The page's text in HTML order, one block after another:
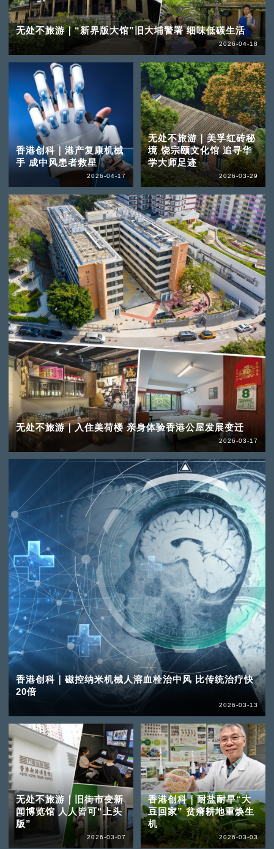
无处不旅游｜“新界版大馆”旧大埔警署 细味低碳生活
2026-04-18
香港创科｜港产复康机械
手 成中风患者救星
2026-04-17
无处不旅游｜美孚红砖秘
境 饶宗颐文化馆 追寻华
学大师足迹
2026-03-29
无处不旅游｜入住美荷楼 亲身体验香港公屋发展变迁
2026-03-17
香港创科｜磁控纳米机械人溶血栓治中风 比传统治疗快
20倍
2026-03-13
无处不旅游｜旧街市变新
闻博览馆 人人皆可“上头
版”
2026-03-07
香港创科｜耐盐耐旱“大
豆回家” 贫瘠耕地重焕生
机
2026-03-03